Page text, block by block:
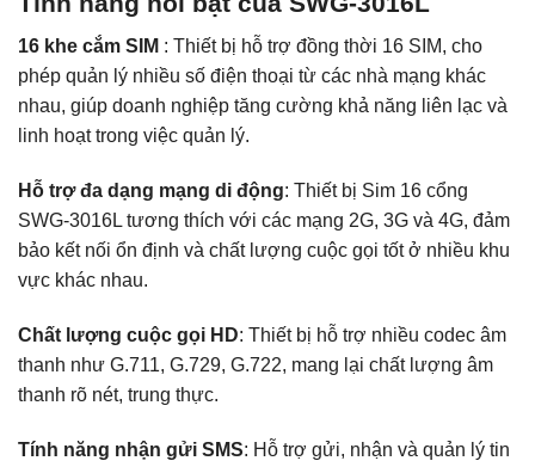
16 khe cắm SIM : Thiết bị hỗ trợ đồng thời 16 SIM, cho
phép quản lý nhiều số điện thoại từ các nhà mạng khác
nhau, giúp doanh nghiệp tăng cường khả năng liên lạc và
linh hoạt trong việc quản lý.
Hỗ trợ đa dạng mạng di động: Thiết bị Sim 16 cổng
SWG-3016L tương thích với các mạng 2G, 3G và 4G, đảm
bảo kết nối ổn định và chất lượng cuộc gọi tốt ở nhiều khu
vực khác nhau.
Chất lượng cuộc gọi HD: Thiết bị hỗ trợ nhiều codec âm
thanh như G.711, G.729, G.722, mang lại chất lượng âm
thanh rõ nét, trung thực.
Tính năng nhận gửi SMS: Hỗ trợ gửi, nhận và quản lý tin